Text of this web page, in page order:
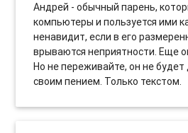
Андрей - обычный парень,
компьютеры и пользуется ими
ненавидит, если в его
врываются неприятности. Еще
Но не переживайте, он не будет
своим пением. Только текстом.